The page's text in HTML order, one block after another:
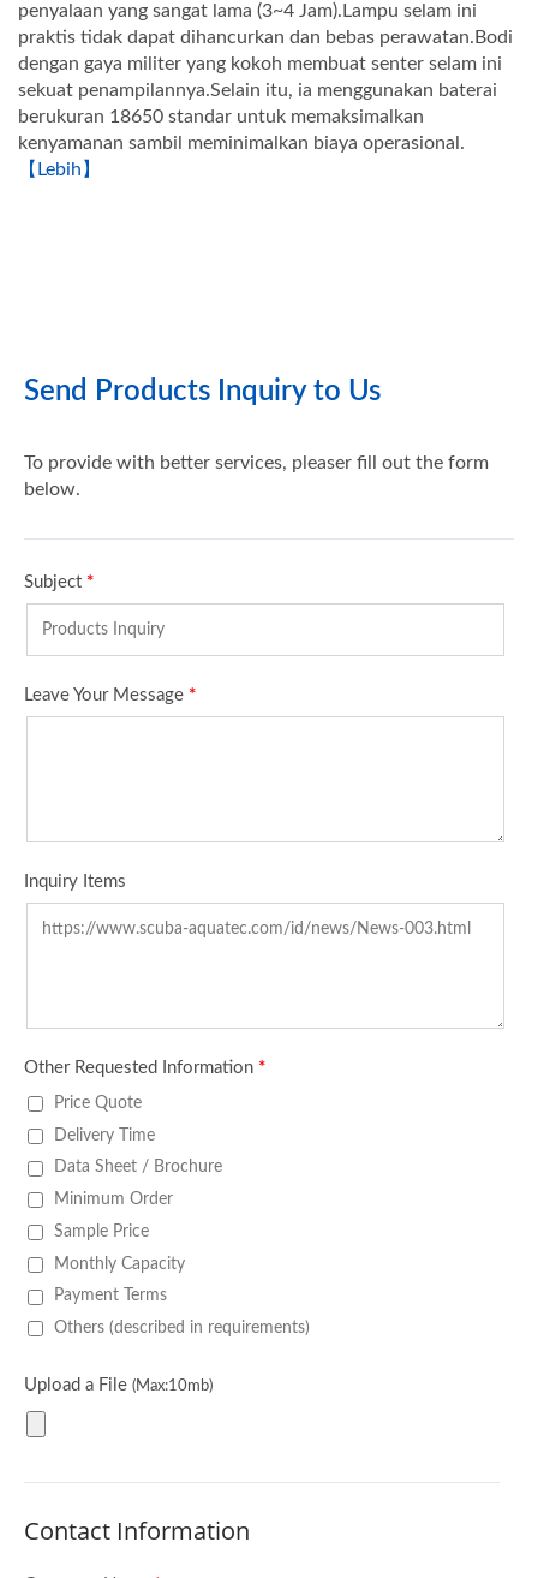
penyalaan yang sangat lama (3~4 Jam).Lampu selam ini
praktis tidak dapat dihancurkan dan bebas perawatan.Bodi
dengan gaya militer yang kokoh membuat senter selam ini
sekuat penampilannya.Selain itu, ia menggunakan baterai
berukuran 18650 standar untuk memaksimalkan
kenyamanan sambil meminimalkan biaya operasional.
【Lebih】